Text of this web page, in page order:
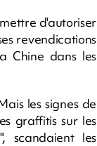
d'autoriser
revendications
Chine dans les
les signes de
graffitis sur les
scandaient les